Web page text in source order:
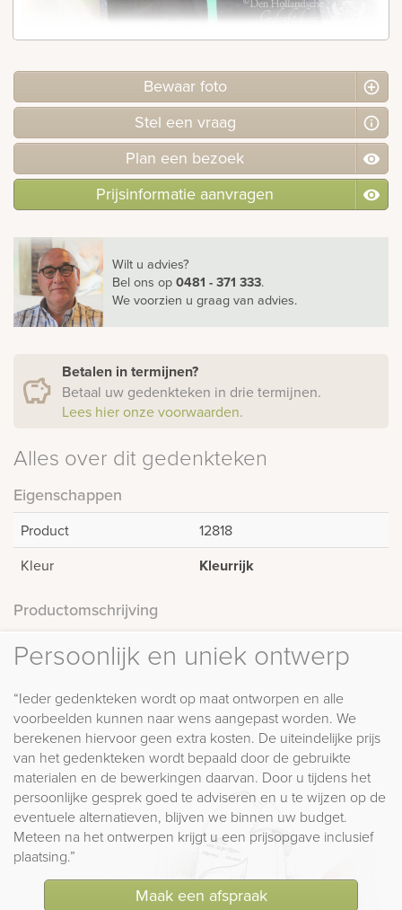
Bewaar foto
Stel een vraag
Plan een bezoek
Prijsinformatie aanvragen
Wilt u advies?
Bel ons op0481 - 371 333.
We voorzien u graag van advies.
Betalen in termijnen?
Betaal uw gedenkteken in drie termijnen.
Lees hier onze voorwaarden.
Alles over dit gedenkteken
Eigenschappen
Product
12818
Kleur
Kleurrijk
Productomschrijving
Persoonlijk en uniek ontwerp
“Ieder gedenkteken wordt op maat ontworpen en alle
voorbeelden kunnen naar wens aangepast worden. We
berekenen hiervoor geen extra kosten. De uiteindelijke prijs
van het gedenkteken wordt bepaald door de gebruikte
materialen en de bewerkingen daarvan. Door u tijdens het
persoonlijke gesprek goed te adviseren en u te wijzen op de
eventuele alternatieven, blijven we binnen uw budget.
Meteen na het ontwerpen krijgt u een prijsopgave inclusief
plaatsing.”
Maak een afspraak